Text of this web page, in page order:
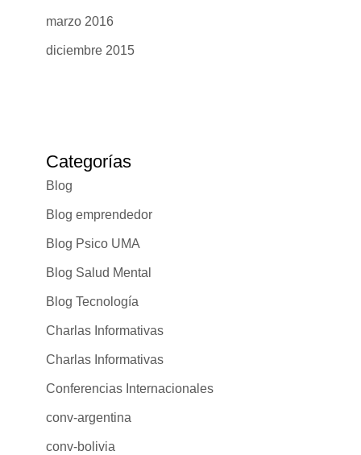
marzo 2016
diciembre 2015
Categorías
Blog
Blog emprendedor
Blog Psico UMA
Blog Salud Mental
Blog Tecnología
Charlas Informativas
Charlas Informativas
Conferencias Internacionales
conv-argentina
conv-bolivia